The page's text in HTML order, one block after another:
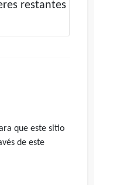
restantes
que este sitio
de este